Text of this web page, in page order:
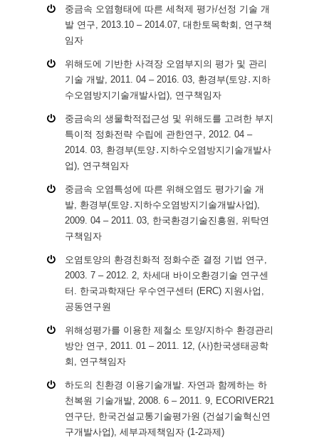
중금속 오염형태에 따른 세척제 평가/선정 기술 개
발 연구, 2013.10 – 2014.07, 대한토목학회, 연구책
임자
위해도에 기반한 사격장 오염부지의 평가 및 관리
기술 개발, 2011. 04 – 2016. 03, 환경부(토양․지하
수오염방지기술개발사업), 연구책임자
중금속의 생물학적접근성 및 위해도를 고려한 부지
특이적 정화전략 수립에 관한연구, 2012. 04 –
2014. 03, 환경부(토양․지하수오염방지기술개발사
업), 연구책임자
중금속 오염특성에 따른 위해오염도 평가기술 개
발, 환경부(토양․지하수오염방지기술개발사업),
2009. 04 – 2011. 03, 한국환경기술진흥원, 위탁연
구책임자
오염토양의 환경친화적 정화수준 결정 기법 연구,
2003. 7 – 2012. 2, 차세대 바이오환경기술 연구센
터. 한국과학재단 우수연구센터 (ERC) 지원사업,
공동연구원
위해성평가를 이용한 제철소 토양/지하수 환경관리
방안 연구, 2011. 01 – 2011. 12, (사)한국생태공학
회, 연구책임자
하도의 친환경 이용기술개발. 자연과 함께하는 하
천복원 기술개발, 2008. 6 – 2011. 9, ECORIVER21
연구단, 한국건설교통기술평가원 (건설기술혁신연
구개발사업), 세부과제책임자 (1-2과제)